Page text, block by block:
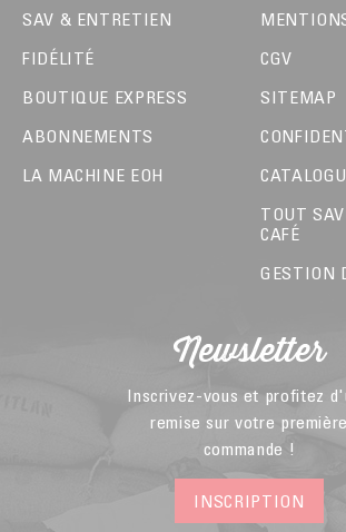
SAV & ENTRETIEN
FIDÉLITÉ
BOUTIQUE EXPRESS
ABONNEMENTS
LA MACHINE EOH
CGV
SITEMAP
TOUT
CAFÉ
GESTION
Newsletter
Inscrivez-vous et profitez
remise sur votre première
commande !
INSCRIPTION